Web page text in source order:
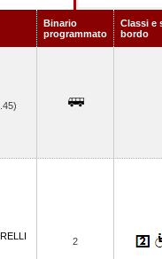
Binario
programmato
Classi e
bordo
2